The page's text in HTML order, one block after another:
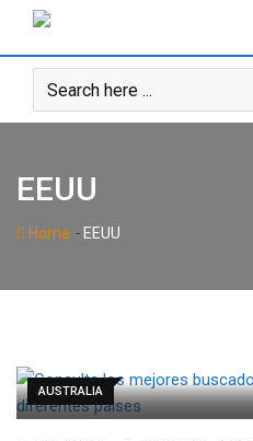
content
EEUU
Home - EEUU
AUSTRALIA